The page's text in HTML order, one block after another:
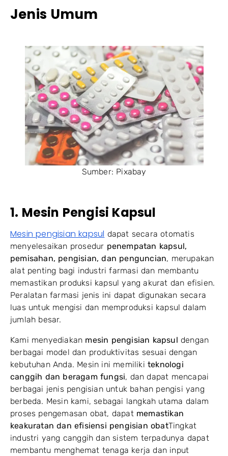
Jenis Umum
Sumber: Pixabay
1. Mesin Pengisi Kapsul
Mesin pengisian kapsul dapat secara otomatis
menyelesaikan prosedur penempatan kapsul,
pemisahan, pengisian, dan penguncian, merupakan
alat penting bagi industri farmasi dan membantu
memastikan produksi kapsul yang akurat dan efisien.
Peralatan farmasi jenis ini dapat digunakan secara
luas untuk mengisi dan memproduksi kapsul dalam
jumlah besar.
Kami menyediakan mesin pengisian kapsuldengan
berbagai model dan produktivitas sesuai dengan
kebutuhan Anda. Mesin ini memiliki teknologi
canggih dan beragam fungsi, dan dapat mencapai
berbagai jenis pengisian untuk bahan pengisi yang
berbeda. Mesin kami, sebagai langkah utama dalam
proses pengemasan obat, dapat memastikan
keakuratan dan efisiensi pengisian obatTingkat
industri yang canggih dan sistem terpadunya dapat
membantu menghemat tenaga kerja dan input